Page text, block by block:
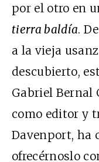
por el otro en
tierra baldía.
a la vieja
descubierto,
Gabriel Bernal
como editor y
Davenport, ha
ofrecérnoslo